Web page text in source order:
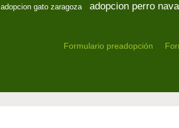
adopcion gato zaragoza adopcion perro
Formulario preadopción